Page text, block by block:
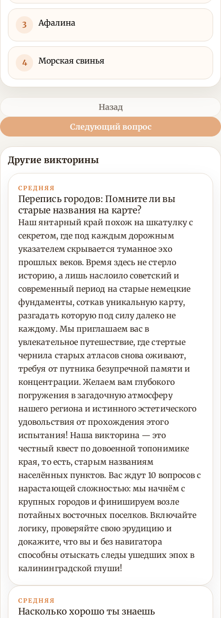
3 Афалина
4 Морская свинья
Назад
Следующий вопрос
Другие викторины
СРЕДНЯЯ
Перепись городов: Помните ли вы
старые названия на карте?
Наш янтарный край похож на шкатулку с
секретом, где под каждым дорожным
указателем скрывается туманное эхо
прошлых веков. Время здесь не стерло
историю, а лишь наслоило советский и
современный период на старые немецкие
фундаменты, соткав уникальную карту,
разгадать которую под силу далеко не
каждому. Мы приглашаем вас в
увлекательное путешествие, где стертые
чернила старых атласов снова оживают,
требуя от путника безупречной памяти и
концентрации. Желаем вам глубокого
погружения в загадочную атмосферу
нашего региона и истинного эстетического
удовольствия от прохождения этого
испытания! Наша викторина — это
честный квест по довоенной топонимике
края, то есть, старым названиям
населённых пунктов. Вас ждут 10 вопросов с
нарастающей сложностью: мы начнём с
крупных городов и финишируем возле
потайных восточных поселков. Включайте
логику, проверяйте свою эрудицию и
докажите, что вы и без навигатора
способны отыскать следы ушедших эпох в
калининградской глуши!
СРЕДНЯЯ
Насколько хорошо ты знаешь